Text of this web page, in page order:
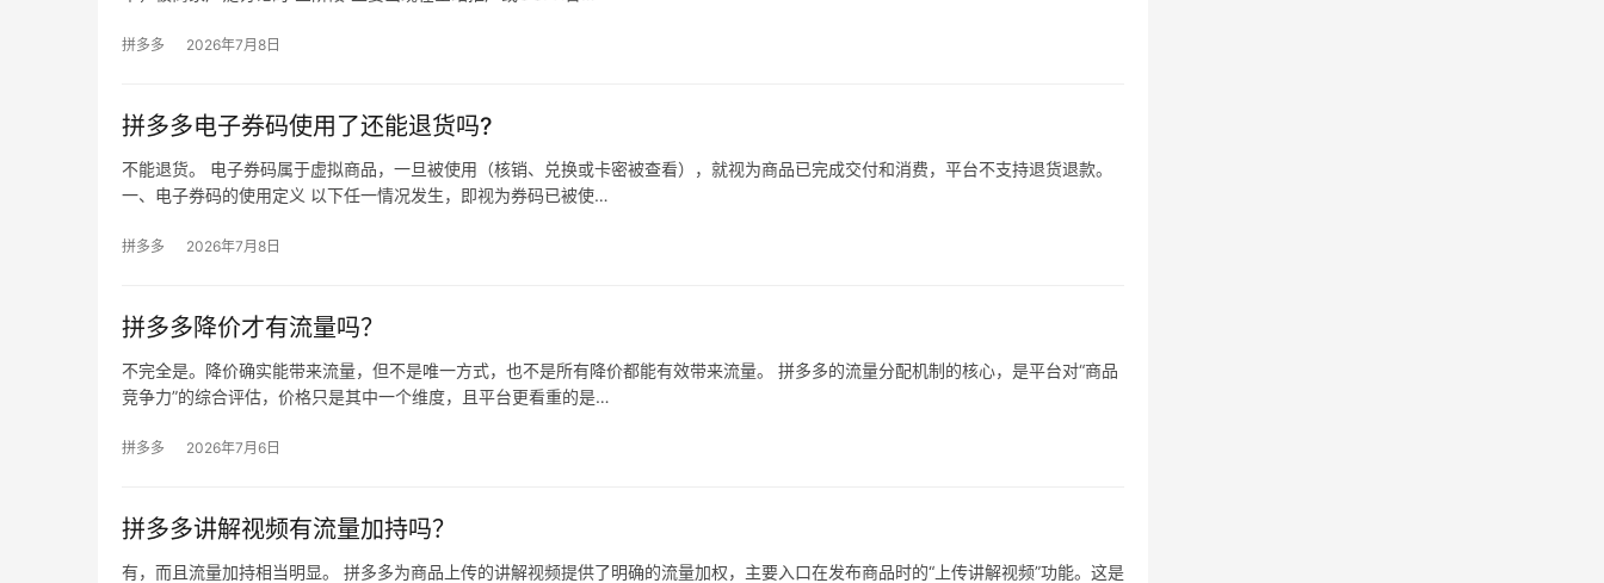
拼多多 2026年7月8日
拼多多电子券码使用了还能退货吗?
不能退货。 电子券码属于虚拟商品，一旦被使用（核销、兑换或卡密被查看），就视为商品已完成交付和消费，平台不支持退货退款。
一、电子券码的使用定义 以下任一情况发生，即视为券码已被使…
拼多多 2026年7月8日
拼多多降价才有流量吗？
不完全是。降价确实能带来流量，但不是唯一方式，也不是所有降价都能有效带来流量。 拼多多的流量分配机制的核心，是平台对“商品
竞争力”的综合评估，价格只是其中一个维度，且平台更看重的是…
拼多多 2026年7月6日
拼多多讲解视频有流量加持吗？
有，而且流量加持相当明显。 拼多多为商品上传的讲解视频提供了明确的流量加权，主要入口在发布商品时的“上传讲解视频”功能。这是